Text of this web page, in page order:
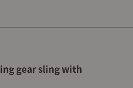
gear sling with